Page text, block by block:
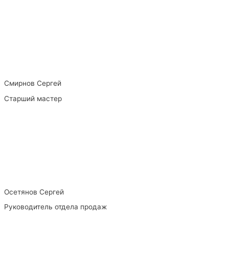
Смирнов Сергей
Старший мастер
Осетянов Сергей
Руководитель отдела продаж